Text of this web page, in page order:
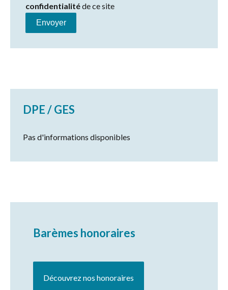
confidentialitéde ce site
Envoyer
DPE / GES
Pas d'informations disponibles
Barèmes honoraires
Découvrez nos honoraires